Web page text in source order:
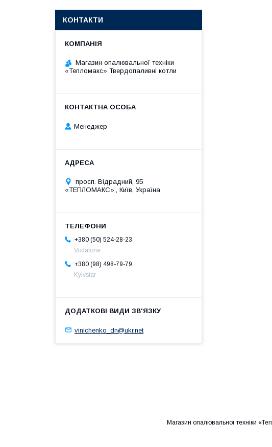
КОНТАКТИ
Магазин опалювальної техніки
«Тепломакс» Твердопаливні котли
Менеджер
просп. Відрадний, 95
«ТЕПЛОМАКС»., Київ, Україна
+380 (50) 524-28-23
Vodafone
+380 (98) 498-79-79
Kyivstar
vinichenko_dn@ukr.net